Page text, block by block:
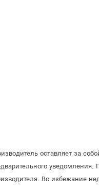
оставляет за
Во избежание